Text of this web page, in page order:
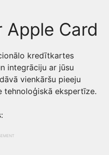
Apple Card
kredītkartes
integrāciju ar jūsu
vienkāršu pieeju
ekspertīze.